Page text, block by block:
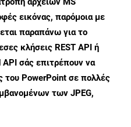
εικόνας, παρόμοια με
παραπάνω για το
κλήσεις REST API ή
σάς επιτρέπουν να
του PowerPoint σε πολλές
των JPEG,